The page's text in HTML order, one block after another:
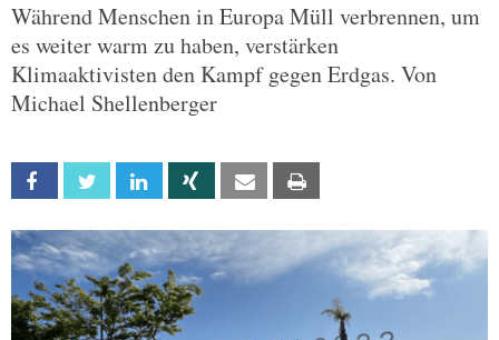
Während Menschen in Europa Müll verbrennen, um
es weiter warm zu haben, verstärken
Klimaaktivisten den Kampf gegen Erdgas. Von
Michael Shellenberger
Facebook Twitter Linkedin Xing Email